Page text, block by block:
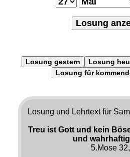
Losung
Losung gestern Losung
Losung für
Losung und Lehrtext für
Treu ist Gott und kein
und
5.Mose